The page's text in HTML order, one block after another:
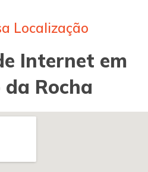
Localização
Internet em
da Rocha